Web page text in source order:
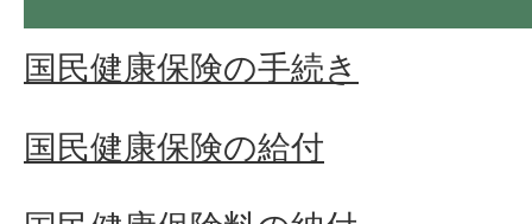
国民健康保険料の減額につい
国民健康保険が使えない診療
国民健康保険の手続き
国民健康保険の給付